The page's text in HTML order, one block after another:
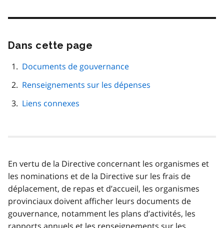
Dans cette page
navigation
page
Documents de gouvernance
Renseignements sur les dépenses
Liens connexes
En vertu de la Directive concernant les organismes et
les nominations et de la Directive sur les frais de
déplacement, de repas et d’accueil, les organismes
provinciaux doivent afficher leurs documents de
gouvernance, notamment les plans d’activités, les